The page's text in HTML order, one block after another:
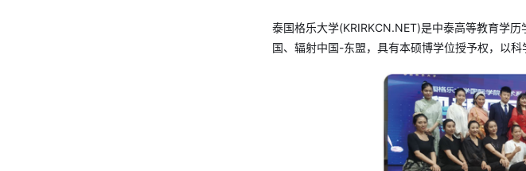
泰国格乐大学(KRIRKCN.NET)是中泰高等教育学历
国、辐射中国-东盟，具有本硕博学位授予权，以